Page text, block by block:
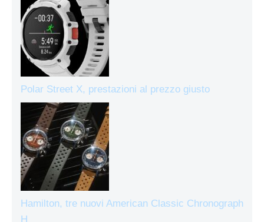
Polar Street X, prestazioni al prezzo giusto
Hamilton, tre nuovi American Classic Chronograph
H